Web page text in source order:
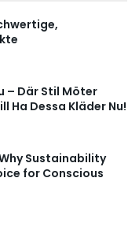
– Där Stil Möter
Ha Dessa Kläder Nu!
Sustainability
for Conscious